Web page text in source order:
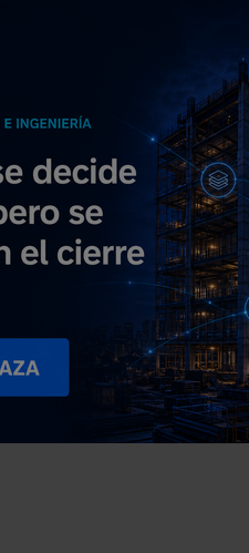
|
NOTICIAS PRODUCTOS
EMPRESAS